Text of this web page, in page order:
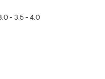
- 3.5 - 4.0